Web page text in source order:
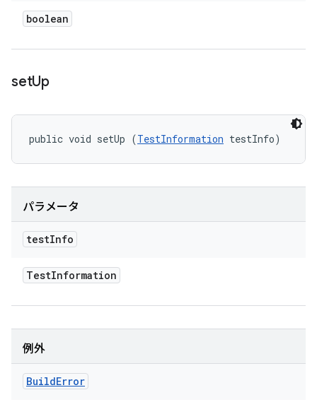
boolean
setUp
public void setUp (TestInformation testInfo)
パラメータ
testInfo
TestInformation
例外
BuildError